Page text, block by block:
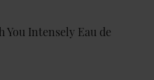
Intensely Eau de